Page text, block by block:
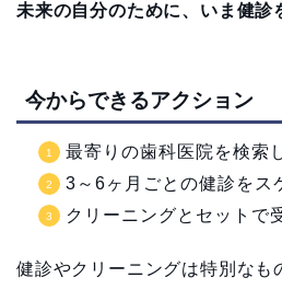
未来の自分のために、いま健診
今からできるアクション
最寄りの歯科医院を検索
3～6ヶ月ごとの健診をス
クリーニングとセットで
健診やクリーニングは特別なも